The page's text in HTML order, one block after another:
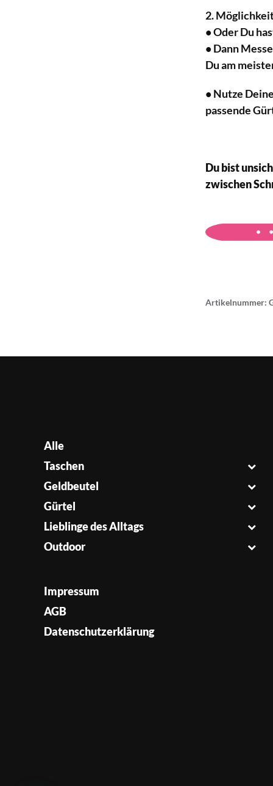
2.
• Oder Du
• Dann
Du am
• Nutze
passende
Du bist
zwischen
Artikelnummer:
Alle
Taschen
Geldbeutel
Gürtel
Lieblinge des Alltags
Outdoor
Impressum
AGB
Datenschutzerklärung